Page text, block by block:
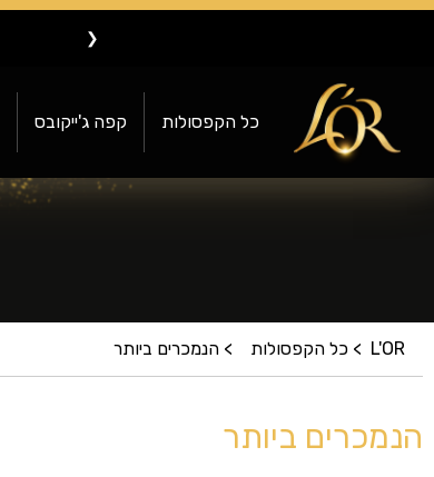
❮
כל הקפסולות קפה ג'ייקובס
L'OR כל הקפסולות הנמכרים ביותר
הנמכרים ביותר